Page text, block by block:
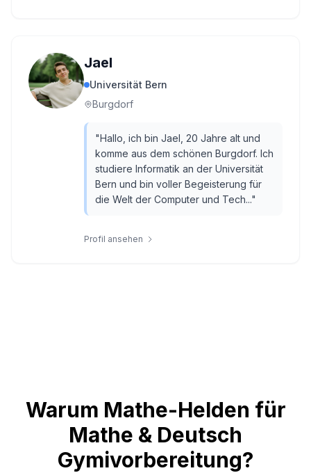
Jael
Universität Bern
Burgdorf
"Hallo, ich bin Jael, 20 Jahre alt und
komme aus dem schönen Burgdorf. Ich
studiere Informatik an der Universität
Bern und bin voller Begeisterung für
die Welt der Computer und Tech..."
Profil ansehen
Warum Mathe-Helden für
Mathe & Deutsch
Gymivorbereitung?